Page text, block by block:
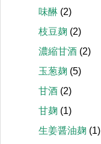
味醂 (2)
枝豆麹 (2)
濃縮甘酒 (2)
玉葱麹 (5)
甘酒 (2)
甘麹 (1)
生姜醤油麹 (1)